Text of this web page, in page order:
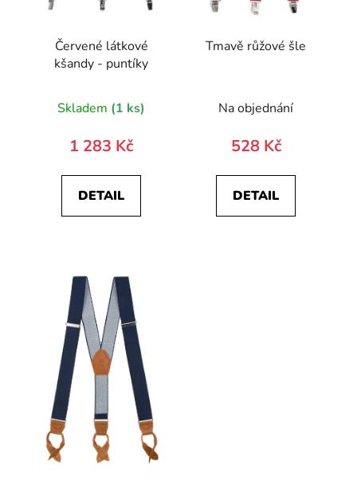
Červené látkové
kšandy - puntíky
Skladem (1 ks)
1 283 Kč
DETAIL
Tmavě růžové šle
Na objednání
528 Kč
DETAIL